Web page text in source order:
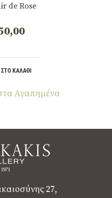
de Rose
ΚΑΛΆΘΙ
Αγαπημένα
27,